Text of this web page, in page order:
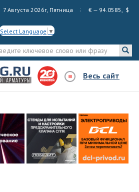
7 Августа 2026г, Пятница € — 94.0585, $
Select Language ▼
Весь сайт